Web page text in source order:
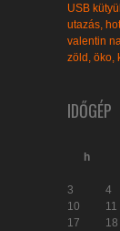
USB
utazás,
valentin
zöld, öko,
IDŐGÉP
h
3
4
10
11
17
18